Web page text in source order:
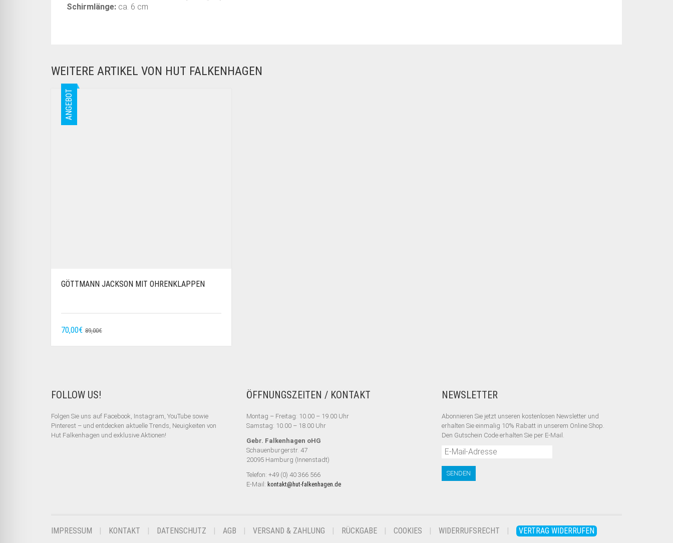
Schirmlänge: ca. 6 cm
WEITERE ARTIKEL VON HUT FALKENHAGEN
ANGEBOT
GÖTTMANN JACKSON MIT OHRENKLAPPEN
89,00€URSPRÜNGLICHER
70,00€
AKTUELLER
FOLLOW US!
Folgen Sie uns auf Facebook, Instagram, YouTube sowie
Pinterest – und entdecken aktuelle Trends, Neuigkeiten von
Hut Falkenhagen und exklusive Aktionen!
ÖFFNUNGSZEITEN / KONTAKT
Montag – Freitag: 10.00 – 19.00 Uhr
Samstag: 10.00 – 18.00 Uhr
Gebr. Falkenhagen oHG
Schauenburgerstr. 47
20095 Hamburg (Innenstadt)
Telefon: +49 (0) 40 366 566
E-Mail: kontakt@hut-falkenhagen.de
NEWSLETTER
Abonnieren Sie jetzt unseren kostenlosen Newsletter und
erhalten Sie einmalig 10% Rabatt in unserem Online Shop.
Den Gutschein Code erhalten Sie per E-Mail.
IMPRESSUM KONTAKT DATENSCHUTZ AGB VERSAND & ZAHLUNG RÜCKGABE COOKIES WIDERRUFSRECHT VERTRAG WIDERRUFEN